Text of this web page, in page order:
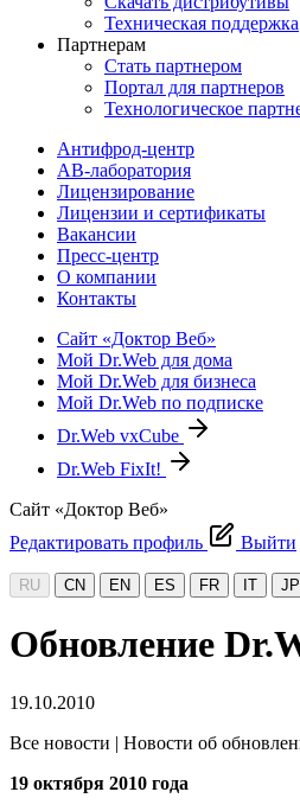
Техническая поддержка
Партнерам
Стать партнером
Портал для партнеров
Технологическое
Антифрод-центр
АВ-лаборатория
Лицензирование
Лицензии и сертификаты
Вакансии
Пресс-центр
О компании
Контакты
Сайт «Доктор Веб»
Мой Dr.Web для дома
Мой Dr.Web для бизнеса
Мой Dr.Web по подписке
Dr.Web vxCube
Dr.Web FixIt!
Сайт «Доктор Веб»
Редактировать профиль
Выйти
RU CN EN ES FR IT JP
Обновление
19.10.2010
Все новости | Новости об
19 октября 2010 года